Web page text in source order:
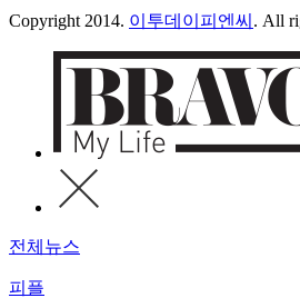
Copyright 2014. 이투데이피엔씨 . All
전체뉴스
피플